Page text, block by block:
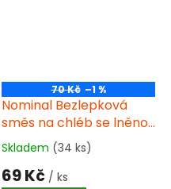
70 Kč –1 %
Nominal Bezlepková
směs na chléb se lněnou
vlákninou 500g
Průměrné
hodnocení
produktu
Skladem (34 ks)
69 Kč / ks